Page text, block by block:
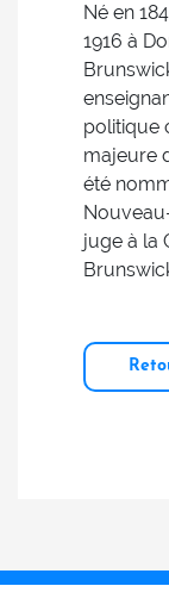
Né en
1916 à
politique
majeure
été
juge à la